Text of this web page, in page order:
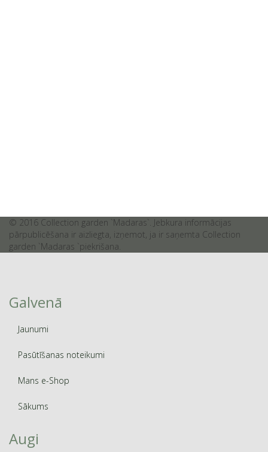
© 2016 Collection garden `Madaras`. Jebkura informācijas
pārpublicēšana ir aizliegta, izņemot, ja ir saņemta Collection
garden `Madaras `piekrišana.
Galvenā
Jaunumi
Pasūtīšanas noteikumi
Mans e-Shop
Sākums
Augi